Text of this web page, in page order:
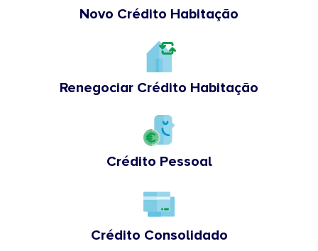
Novo Crédito Habitação
Renegociar Crédito Habitação
Crédito Pessoal
Crédito Consolidado